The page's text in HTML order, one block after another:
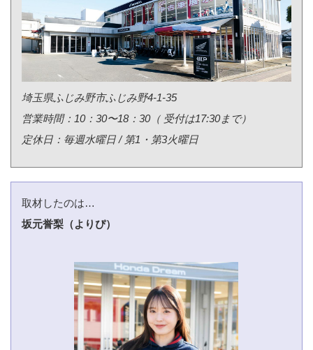
埼玉県ふじみ野市ふじみ野4-1-35
営業時間：10：30〜18：30（ 受付は17:30まで）
定休日：毎週水曜日 / 第1・第3火曜日
取材したのは…
坂元誉梨（よりぴ）